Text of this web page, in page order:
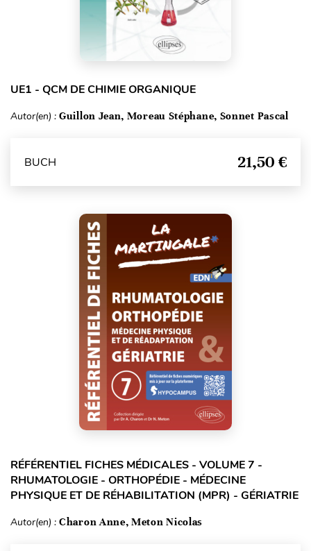
UE1 - QCM DE CHIMIE ORGANIQUE
Autor(en) : Guillon Jean, Moreau Stéphane, Sonnet Pascal
BUCH 21,50 €
RÉFÉRENTIEL FICHES MÉDICALES - VOLUME 7 -
RHUMATOLOGIE - ORTHOPÉDIE - MÉDECINE
PHYSIQUE ET DE RÉHABILITATION (MPR) - GÉRIATRIE
Autor(en) : Charon Anne, Meton Nicolas